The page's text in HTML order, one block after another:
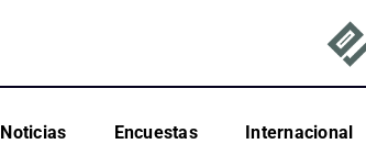
Noticias Encuestas Internacional